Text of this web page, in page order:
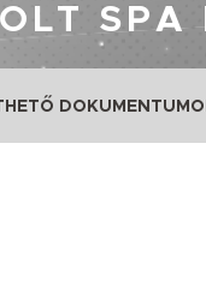
SPA